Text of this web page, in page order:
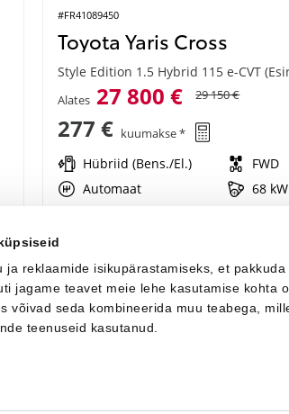
ja reklaamide isikupärastamiseks, et
jagame teavet meie lehe kasutamise kohta
võivad seda kombineerida muu teabega,
teenuseid kasutanud.
#FR41089450
Toyota Yaris Cross
Alates 27 800 € 29 150 €
277 € kuumakse *
Hübriid (Bens./El.)
FWD
Automaat
68 kW
LAADIN JUURDE